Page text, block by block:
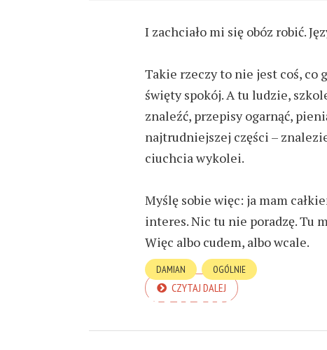
I zachciało mi się obóz robić.
Takie rzeczy to nie jest coś, co
święty spokój. A tu ludzie,
znaleźć, przepisy ogarnąć,
najtrudniejszej części –
ciuchcia wykolei.
Myślę sobie więc: ja mam
interes. Nic tu nie poradzę. Tu
Więc albo cudem, albo wcale.
CZYTAJ DALEJ
DAMIAN OGÓLNIE
ZABAWA W